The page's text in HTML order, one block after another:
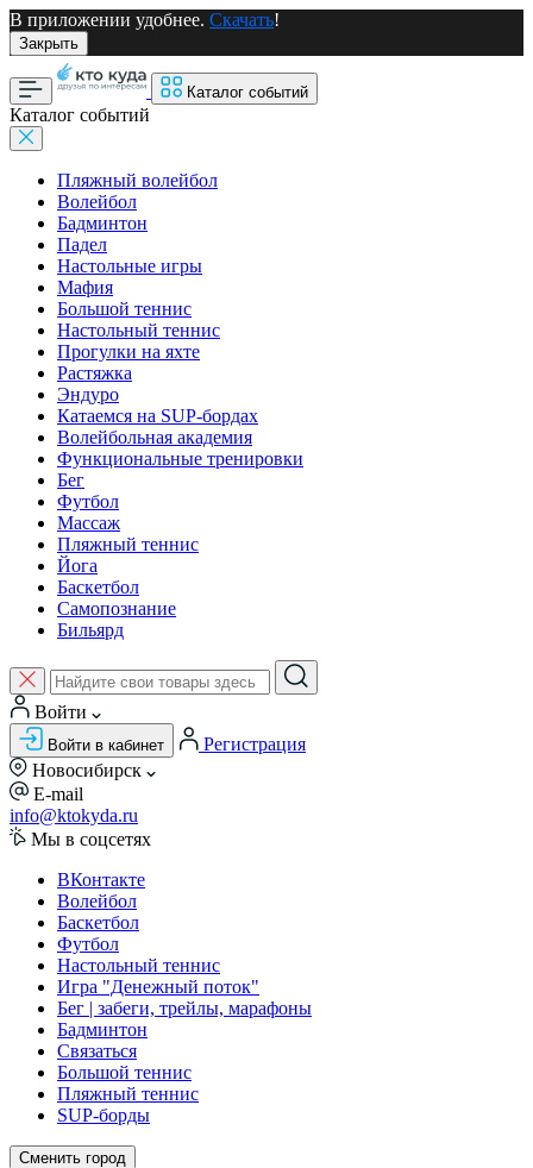
В приложении удобнее. Скачать!
Закрыть
Каталог событий
Каталог событий
Пляжный волейбол
Волейбол
Бадминтон
Падел
Настольные игры
Мафия
Большой теннис
Настольный теннис
Прогулки на яхте
Растяжка
Эндуро
Катаемся на SUP-бордах
Волейбольная академия
Функциональные тренировки
Бег
Футбол
Массаж
Пляжный теннис
Йога
Баскетбол
Самопознание
Бильярд
Войти
Войти в кабинет
Регистрация
Новосибирск
E-mail
info@ktokyda.ru
Мы в соцсетях
ВКонтакте
Волейбол
Баскетбол
Футбол
Настольный теннис
Игра "Денежный поток"
Бег | забеги, трейлы, марафоны
Бадминтон
Связаться
Большой теннис
Пляжный теннис
SUP-борды
Сменить город